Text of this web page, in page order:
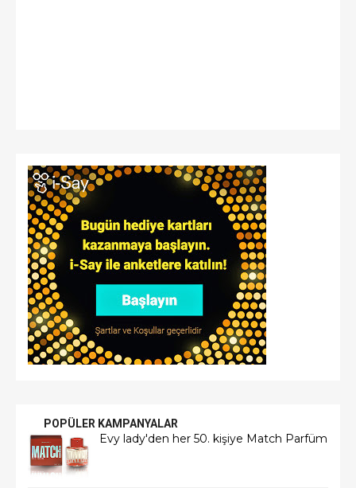
POPÜLER KAMPANYALAR
Evy lady'den her 50. kişiye Match Parfüm